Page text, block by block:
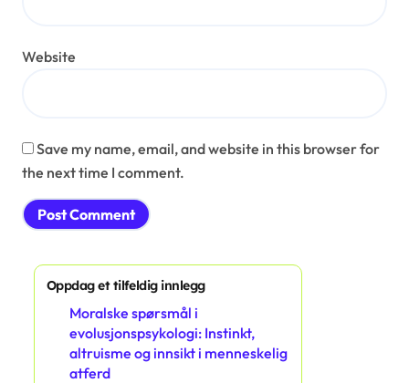
Website
Save my name, email, and website in this browser for
the next time I comment.
Oppdag et tilfeldig innlegg
Moralske spørsmål i
evolusjonspsykologi: Instinkt,
altruisme og innsikt i menneskelig
atferd